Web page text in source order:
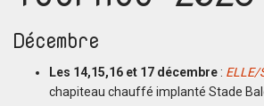
Décembre
Les 14,15,16 et 17 décembre: ELLE/
chapiteau chauffé implanté Stade